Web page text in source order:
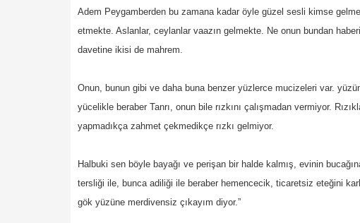
Adem Peygamberden bu zamana kadar öyle güzel sesli kimse
etmekte. Aslanlar, ceylanlar vaazın gelmekte. Ne onun bundan
davetine ikisi de mahrem.
Onun, bunun gibi ve daha buna benzer yüzlerce mucizeleri var.
yücelikle beraber Tanrı, onun bile rızkını çalışmadan vermiyor.
yapmadıkça zahmet çekmedikçe rızkı gelmiyor.
Halbuki sen böyle bayağı ve perişan bir halde kalmış, evinin
tersliği ile, bunca adiliği ile beraber hemencecik, ticaretsiz eteğini
gök yüzüne merdivensiz çıkayım diyor.”